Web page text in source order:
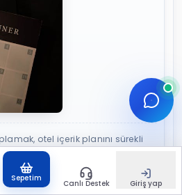
otel içerik planını sürekli
bir kaynağa çevirir.
Sepetim
Canlı Destek Giriş yap